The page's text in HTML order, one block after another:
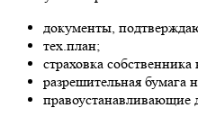
документы,
тех.план;
страховка
разрешительная бумага
правоустанавливающие